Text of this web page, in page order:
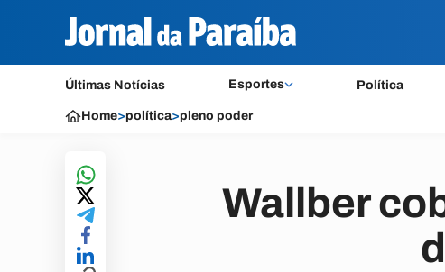
Últimas Notícias Esportes Política
Home>política>pleno poder
Wallber